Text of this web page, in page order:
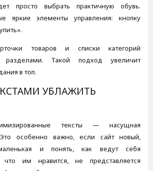
просто выбрать практичную обувь.
яркие элементы управления: кнопку
товаров и списки категорий
Такой подход увеличит
в топ.
УБЛАЖИТЬ
тексты — насущная
особенно важно, если сайт новый,
и понять, как ведут себя
что им нравится, не представляется